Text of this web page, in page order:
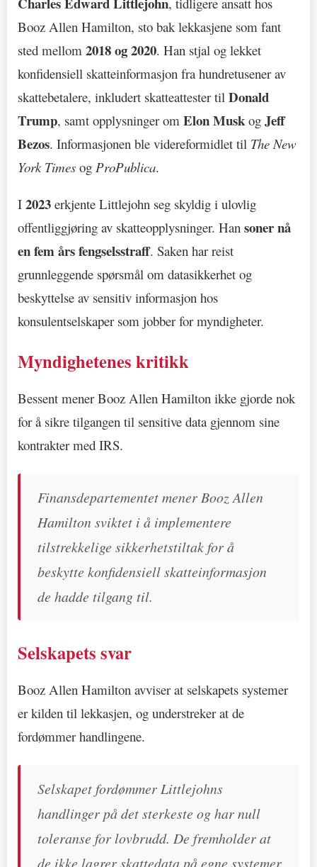
Booz Allen Hamilton, sto bak lekkasjene som fant
sted mellom 2018 og 2020. Han stjal og lekket
konfidensiell skatteinformasjon fra hundretusener av
skattebetalere, inkludert skatteattester til Donald
Trump, samt opplysninger om Elon Muskog Jeff
Bezos. Informasjonen ble videreformidlet til The New
York Times og ProPublica.
I 2023 erkjente Littlejohn seg skyldig i ulovlig
offentliggjøring av skatteopplysninger. Han soner nå
en fem års fengselsstraff. Saken har reist
grunnleggende spørsmål om datasikkerhet og
beskyttelse av sensitiv informasjon hos
konsulentselskaper som jobber for myndigheter.
Myndighetenes kritikk
Bessent mener Booz Allen Hamilton ikke gjorde nok
for å sikre tilgangen til sensitive data gjennom sine
kontrakter med IRS.
Finansdepartementet mener Booz Allen
Hamilton sviktet i å implementere
tilstrekkelige sikkerhetstiltak for å
beskytte konfidensiell skatteinformasjon
de hadde tilgang til.
Selskapets svar
Booz Allen Hamilton avviser at selskapets systemer
er kilden til lekkasjen, og understreker at de
fordømmer handlingene.
Selskapet fordømmer Littlejohns
handlinger på det sterkeste og har null
toleranse for lovbrudd. De fremholder at
de ikke lagrer skattedata på egne systemer